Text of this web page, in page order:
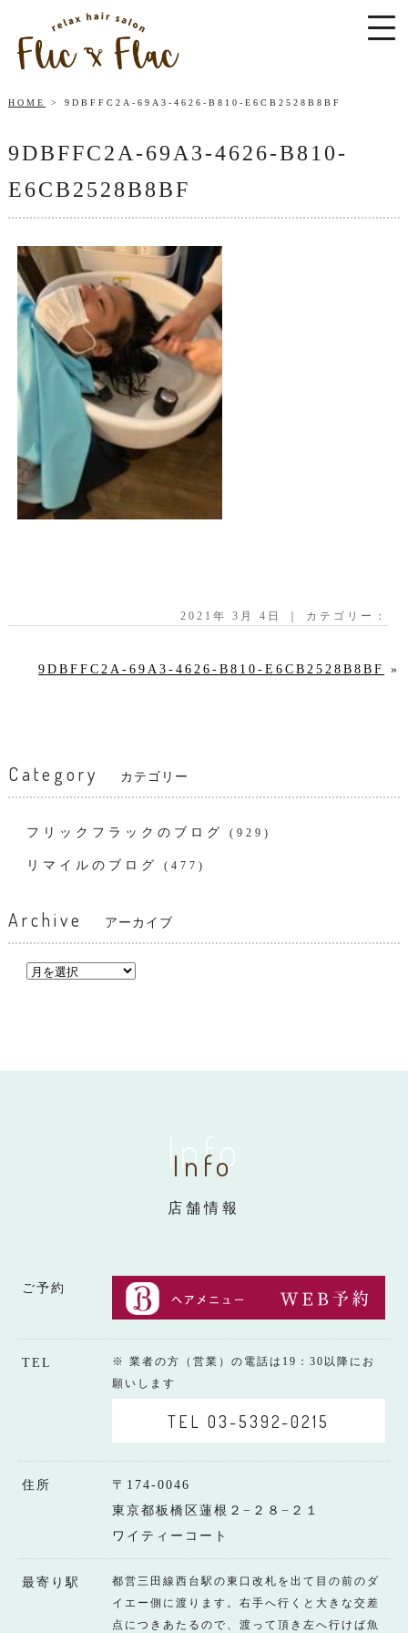
HOME 9DBFFC2A-69A3-4626-B810-E6CB2528B8BF
9DBFFC2A-69A3-4626-B810-
E6CB2528B8BF
2021年 3月 4日 ｜ カテゴリー：
9DBFFC2A-69A3-4626-B810-E6CB2528B8BF »
Category カテゴリー
フリックフラックのブログ (929)
リマイルのブログ (477)
Archive アーカイブ
Info
Info
店舗情報
ご予約
TEL
※ 業者の方（営業）の電話は19：30以降にお
願いします
TEL 03-5392-0215
住所
〒174-0046
東京都板橋区蓮根２−２８−２１
ワイティーコート
最寄り駅
都営三田線西台駅の東口改札を出て目の前のダ
イエー側に渡ります。右手へ行くと大きな交差
点につきあたるので、渡って頂き左へ行けば魚